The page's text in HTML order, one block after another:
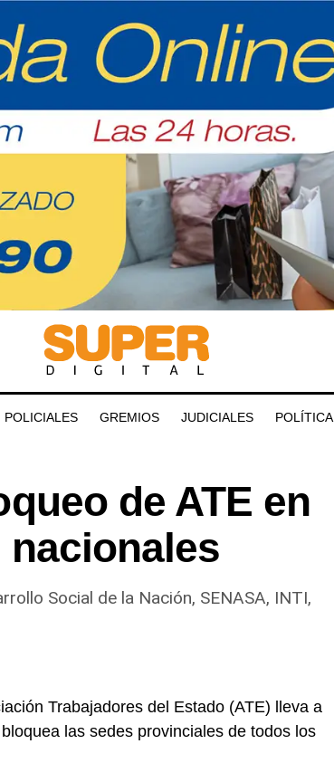
POLICIALES GREMIOS JUDICIALES POLÍTICA
de ATE en
Social de la Nación, SENASA, INTI,
Trabajadores del Estado (ATE) lleva a
las sedes provinciales de todos los